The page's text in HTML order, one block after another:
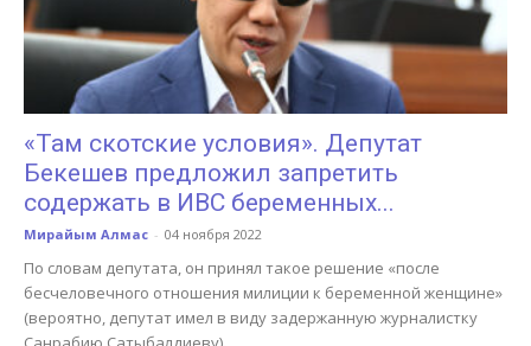
«Там скотские условия». Депутат
Бекешев предложил запретить
содержать в ИВС беременных...
Мирайым Алмас - 04 ноября 2022
По словам депутата, он принял такое решение «после
бесчеловечного отношения милиции к беременной женщине»
(вероятно, депутат имел в виду задержанную журналистку